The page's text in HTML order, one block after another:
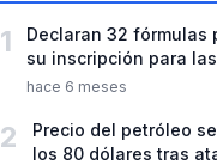
1
Declaran 32 fórmulas
su inscripción para
hace 6 meses
2
Precio del petróleo
los 80 dólares tras